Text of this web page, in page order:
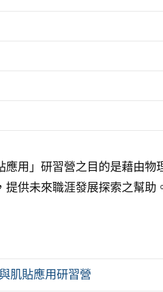
用」研習營之目的是藉由物
供未來職涯發展探索之幫助
肌貼應用研習營